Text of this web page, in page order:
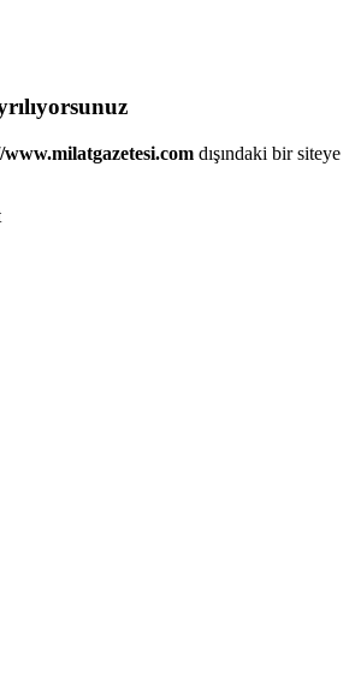
dışındaki bir siteye